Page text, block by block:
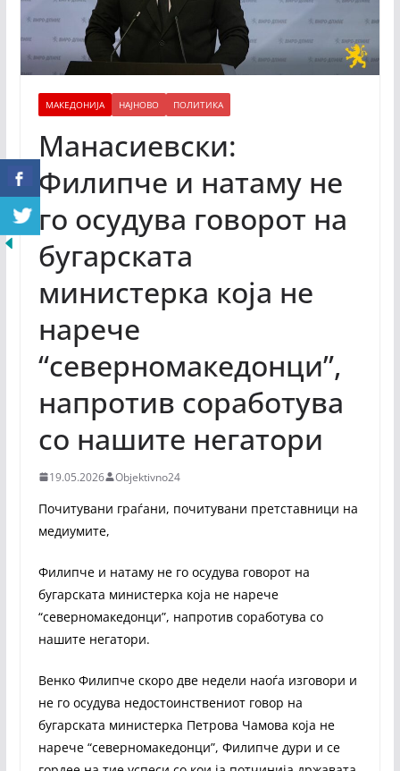
МАКЕДОНИЈА НАЈНОВО ПОЛИТИКА
Манасиевски:
Филипче и натаму не
го осудува говорот на
бугарската
министерка која не
нарече
“северномакедонци”,
напротив соработува
со нашите негатори
19.05.2026 Objektivno24
Почитувани граѓани, почитувани претставници на
медиумите,
Филипче и натаму не го осудува говорот на
бугарската министерка која не нарече
“северномакедонци”, напротив соработува со
нашите негатори.
Венко Филипче скоро две недели наоѓа изговори и
не го осудува недостоинствениот говор на
бугарската министерка Петрова Чамова која не
нарече “северномакедонци”, Филипче дури и се